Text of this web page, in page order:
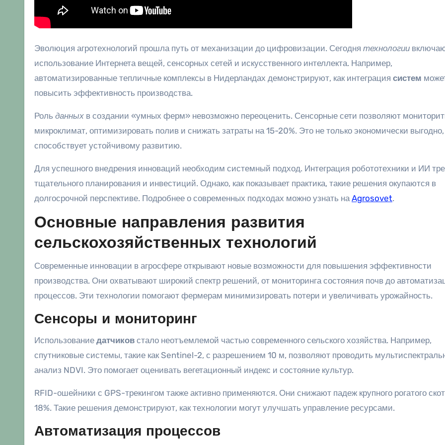
Эволюция агротехнологий прошла путь от механизации до цифровизации. Сегодня технологии
использование Интернета вещей, сенсорных сетей и искусственного интеллекта. Например,
автоматизированные тепличные комплексы в Нидерландах демонстрируют, как интеграция систем
повысить эффективность производства.
Роль данных в создании «умных ферм» невозможно переоценить. Сенсорные сети позволяют
микроклимат, оптимизировать полив и снижать затраты на 15-20%. Это не только экономически
способствует устойчивому развитию.
Для успешного внедрения инноваций необходим системный подход. Интеграция робототехники и ИИ
тщательного планирования и инвестиций. Однако, как показывает практика, такие решения окупаются в
долгосрочной перспективе. Подробнее о современных подходах можно узнать на Agrosovet.
Основные направления развития
сельскохозяйственных технологий
Современные инновации в агросфере открывают новые возможности для повышения эффективности
производства. Они охватывают широкий спектр решений, от мониторинга состояния почв до
процессов. Эти технологии помогают фермерам минимизировать потери и увеличивать урожайность.
Сенсоры и мониторинг
Использование датчиков стало неотъемлемой частью современного сельского хозяйства. Например,
спутниковые системы, такие как Sentinel-2, с разрешением 10 м, позволяют проводить
анализ NDVI. Это помогает оценивать вегетационный индекс и состояние культур.
RFID-ошейники с GPS-трекингом также активно применяются. Они снижают падеж крупного рогатого
18%. Такие решения демонстрируют, как технологии могут улучшать управление ресурсами.
Автоматизация процессов